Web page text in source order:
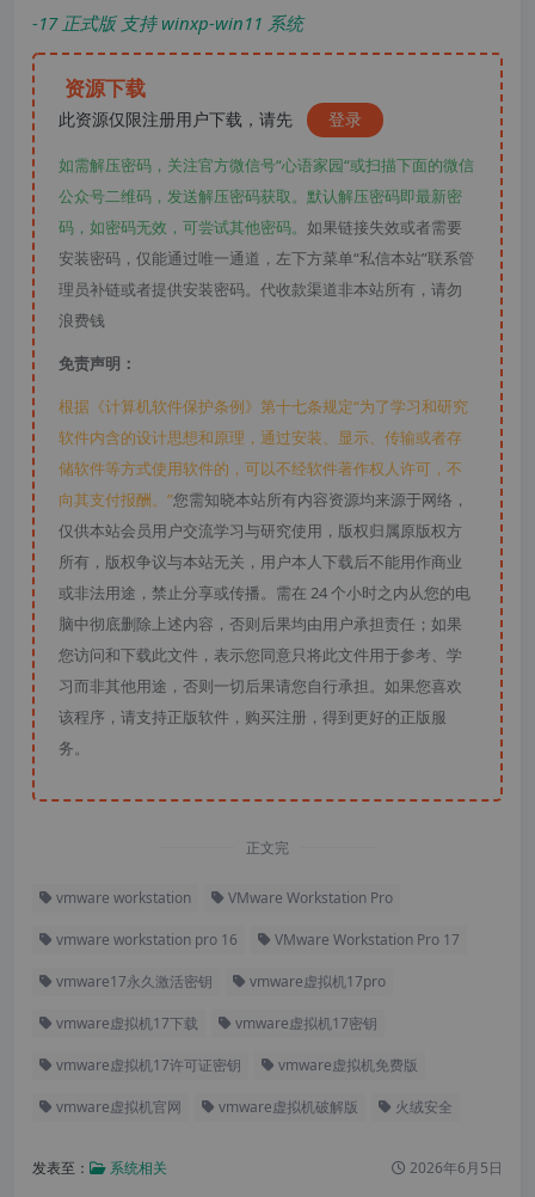
-17 正式版 支持 winxp-win11 系统
资源下载
此资源仅限注册用户下载，请先 登录
如需解压密码，关注官方微信号“心语家园“或扫描下面的微信
公众号二维码，发送解压密码获取。默认解压密码即最新密
码，如密码无效，可尝试其他密码。 如果链接失效或者需要
安装密码，仅能通过唯一通道，左下方菜单“私信本站”联系管
理员补链或者提供安装密码。代收款渠道非本站所有，请勿
浪费钱
免责声明：
根据《计算机软件保护条例》第十七条规定“为了学习和研究
软件内含的设计思想和原理，通过安装、显示、传输或者存
储软件等方式使用软件的，可以不经软件著作权人许可，不
向其支付报酬。”您需知晓本站所有内容资源均来源于网络，
仅供本站会员用户交流学习与研究使用，版权归属原版权方
所有，版权争议与本站无关，用户本人下载后不能用作商业
或非法用途，禁止分享或传播。需在 24 个小时之内从您的电
脑中彻底删除上述内容，否则后果均由用户承担责任；如果
您访问和下载此文件，表示您同意只将此文件用于参考、学
习而非其他用途，否则一切后果请您自行承担。如果您喜欢
该程序，请支持正版软件，购买注册，得到更好的正版服
务。
正文完
vmware workstation VMware Workstation Pro
vmware workstation pro 16 VMware Workstation Pro 17
vmware17永久激活密钥 vmware虚拟机17pro
vmware虚拟机17下载 vmware虚拟机17密钥
vmware虚拟机17许可证密钥 vmware虚拟机免费版
vmware虚拟机官网 vmware虚拟机破解版 火绒安全
发表至： 系统相关 2026年6月5日